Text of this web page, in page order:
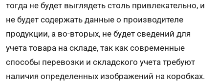
тогда не будет выглядеть столь привлекательно, и
не будет содержать данные о производителе
продукции, а во-вторых, не будет сведений для
учета товара на складе, так как современные
способы перевозки и складского учета требуют
наличия определенных изображений на коробках.